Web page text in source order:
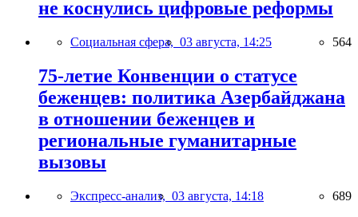
не коснулись цифровые реформы
Социальная сфера, 03 августа, 14:25 564
75-летие Конвенции о статусе
беженцев: политика Азербайджана
в отношении беженцев и
региональные гуманитарные
вызовы
Экспресс-анализ, 03 августа, 14:18 689